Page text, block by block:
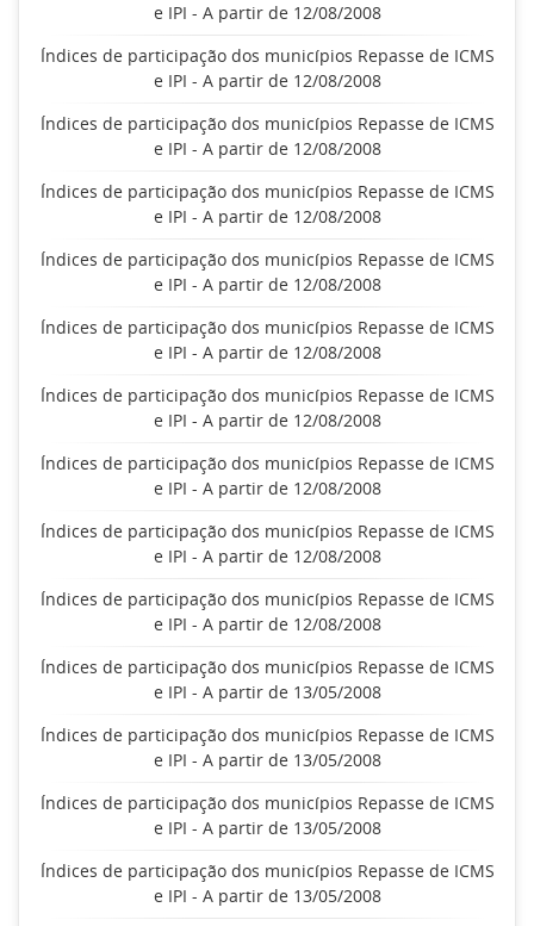
e IPI - A partir de 12/08/2008
Índices de participação dos municípios Repasse de ICMS
e IPI - A partir de 12/08/2008
Índices de participação dos municípios Repasse de ICMS
e IPI - A partir de 12/08/2008
Índices de participação dos municípios Repasse de ICMS
e IPI - A partir de 12/08/2008
Índices de participação dos municípios Repasse de ICMS
e IPI - A partir de 12/08/2008
Índices de participação dos municípios Repasse de ICMS
e IPI - A partir de 12/08/2008
Índices de participação dos municípios Repasse de ICMS
e IPI - A partir de 12/08/2008
Índices de participação dos municípios Repasse de ICMS
e IPI - A partir de 12/08/2008
Índices de participação dos municípios Repasse de ICMS
e IPI - A partir de 12/08/2008
Índices de participação dos municípios Repasse de ICMS
e IPI - A partir de 12/08/2008
Índices de participação dos municípios Repasse de ICMS
e IPI - A partir de 13/05/2008
Índices de participação dos municípios Repasse de ICMS
e IPI - A partir de 13/05/2008
Índices de participação dos municípios Repasse de ICMS
e IPI - A partir de 13/05/2008
Índices de participação dos municípios Repasse de ICMS
e IPI - A partir de 13/05/2008